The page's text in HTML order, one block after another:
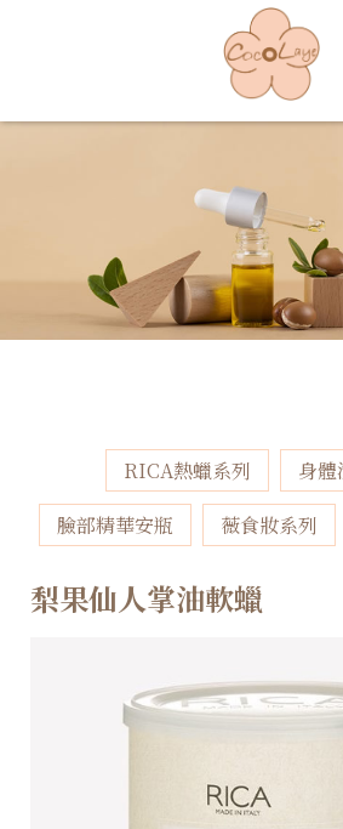
RICA熱蠟系列
身體
臉部精華安瓶
薇食妝系列
梨果仙人掌油軟蠟